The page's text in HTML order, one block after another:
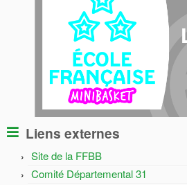
Liens externes
Site de la FFBB
Comité Départemental 31